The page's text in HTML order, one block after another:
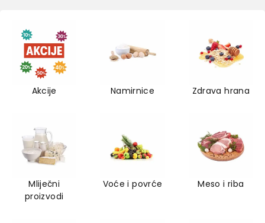
Akcije Namirnice Zdrava hrana
Mliječni
proizvodi
Voće i povrće Meso i riba